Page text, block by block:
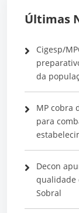
Últimas
Cigesp/
da
MP cobra
para
Decon
qualidade
Sobral